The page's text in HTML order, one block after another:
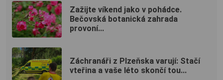
Zažijte víkend jako v pohádce.
Bečovská botanická zahrada
provoní...
Záchranáři z Plzeňska varují: Stačí
vteřina a vaše léto skončí tou...